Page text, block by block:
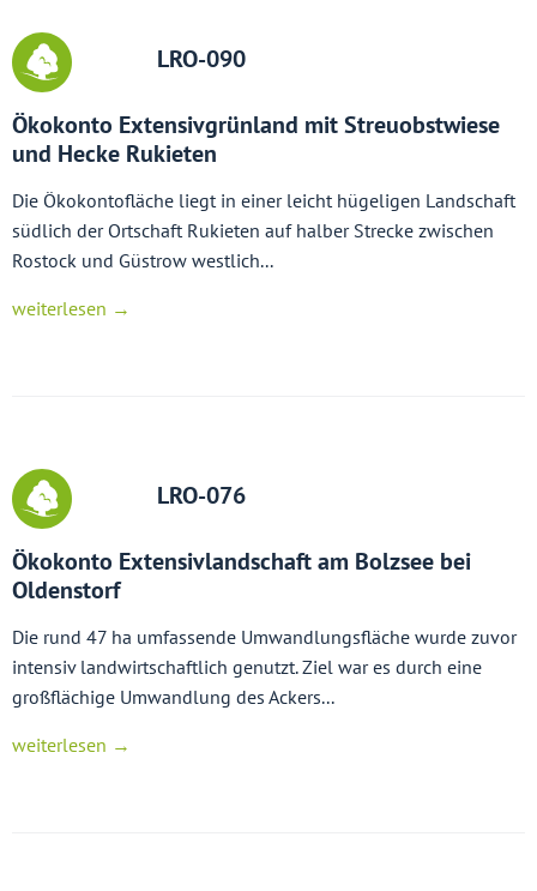
LRO-090
Ökokonto Extensivgrünland mit Streuobstwiese
und Hecke Rukieten
Die Ökokontofläche liegt in einer leicht hügeligen Landschaft
südlich der Ortschaft Rukieten auf halber Strecke zwischen
Rostock und Güstrow westlich...
weiterlesen →
LRO-076
Ökokonto Extensivlandschaft am Bolzsee bei
Oldenstorf
Die rund 47 ha umfassende Umwandlungsfläche wurde zuvor
intensiv landwirtschaftlich genutzt. Ziel war es durch eine
großflächige Umwandlung des Ackers...
weiterlesen →